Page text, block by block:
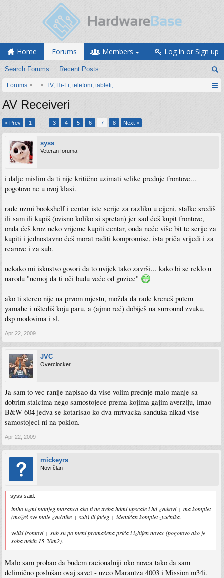
Home Forums
Search Forums Recent Posts
Members Log in or Sign up
Forums ... TV, Hi-Fi, telefoni, tableti, satovi, IoT oprema
AV Receiveri
< Prev 1 ← 3 4 5 6 7 8 Next >
syss
Veteran foruma
i dalje mislim da ti nije kritično uzimati velike prednje frontove...
pogotovo ne u ovoj klasi.
rađe uzmi bookshelf i centar iste serije za razliku u cijeni, stalke središ
ili sam ili kupiš (ovisno koliko si spretan) jer sad ćeš kupit frontove,
onda ćeš kroz neko vrijeme kupiti centar, onda neće više bit te serije za
kupiti i jednostavno ćeš morat raditi kompromise, ista priča vrijedi i za
rearove i za sub.
nekako mi iskustvo govori da to uvijek tako završi... kako bi se reklo u
narodu "nemoj da ti oči budu veće od guzice"
ako ti stereo nije na prvom mjestu, možda da rađe kreneš putem
yamahe i uštediš koju paru, a (ajmo reć) dobiješ na surround zvuku,
dsp modovima i sl.
Apr 22, 2009
JVC
Overclocker
Ja sam to vec ranije napisao da vise volim prednje malo manje sa
dobrim stalcima nego samostojece prema kojima gajim averziju, imao
B&W 604 jedva se kotarisao ko dva mrtvacka sanduka nikad vise
samostojeci ni na poklon.
Apr 22, 2009
mickeyrs
Novi član
syss said:
imho uzmi manjeg maranca ako ti ne treba hdmi upscale i hd zvukovi + ma komplet
(možeš sve male zvučnike + sub) ili jačeg + identičan komplet zvučnika.
veliki frontovi + sub su po meni promašena priča i izbijen novac (pogotovo ako je
soba nekih 15-20m2).
Malo sam probao da budem racionalniji oko novca tako da sam
delimično poslušao ovaj savet - uzeo Marantza 4003 i Mission m34i.